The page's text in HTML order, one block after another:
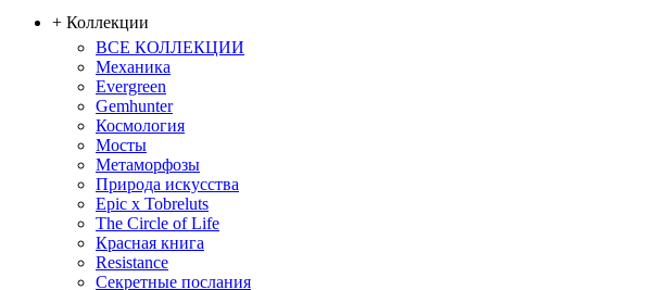
+ Коллекции
ВСЕ КОЛЛЕКЦИИ
Механика
Evergreen
Gemhunter
Космология
Мосты
Метаморфозы
Природа искусства
Epic x Tobreluts
The Circle of Life
Красная книга
Resistance
Секретные послания